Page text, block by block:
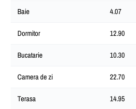
Baie 4.07
Dormitor 12.90
Bucatarie 10.30
Camera de zi 22.70
Terasa 14.95